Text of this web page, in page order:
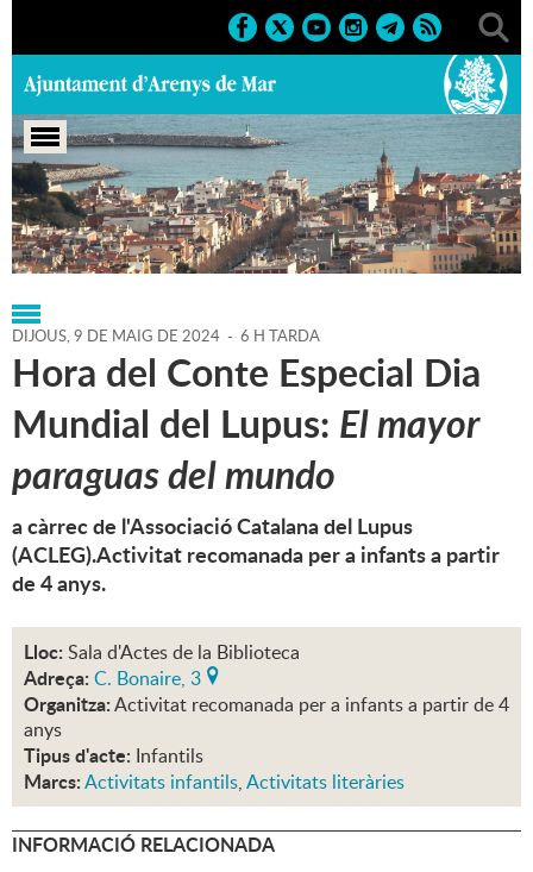
Portada > Regidories > Cultura > Agenda > 09-05-2024
DIJOUS,9 DE MAIG DE 2024 - 6 H TARDA
Hora del Conte Especial Dia
Mundial del Lupus: El mayor
paraguas del mundo
a càrrec de l'Associació Catalana del Lupus
(ACLEG).Activitat recomanada per a infants a partir
de 4 anys.
Lloc: Sala d'Actes de la Biblioteca
Adreça: C. Bonaire, 3
Organitza:Activitat recomanada per a infants a partir de 4
anys
Tipus d'acte: Infantils
Marcs:Activitats infantils,Activitats literàries
INFORMACIÓ RELACIONADA